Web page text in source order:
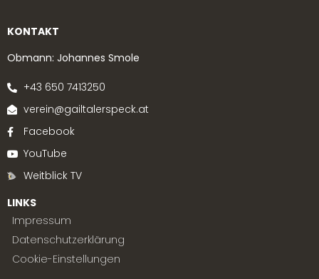
KONTAKT
Obmann: Johannes Smole
+43 650 7413250
verein@gailtalerspeck.at
Facebook
YouTube
Weitblick TV
LINKS
Impressum
Datenschutzerklärung
Cookie-Einstellungen